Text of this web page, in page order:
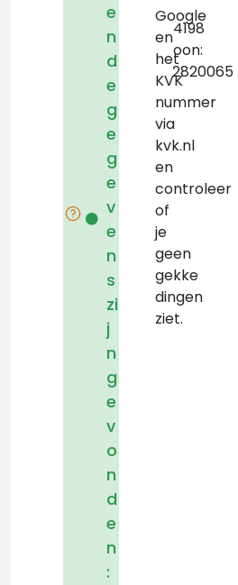
e
n
d
e
g
e
g
e
v
e
n
s
zi
j
n
g
e
v
o
n
d
e
n
:
KVK:
54284198
Telefoon:
+31172820065
Google
en
het
KVK
nummer
via
kvk.nl
en
controleer
of
je
geen
gekke
dingen
ziet.